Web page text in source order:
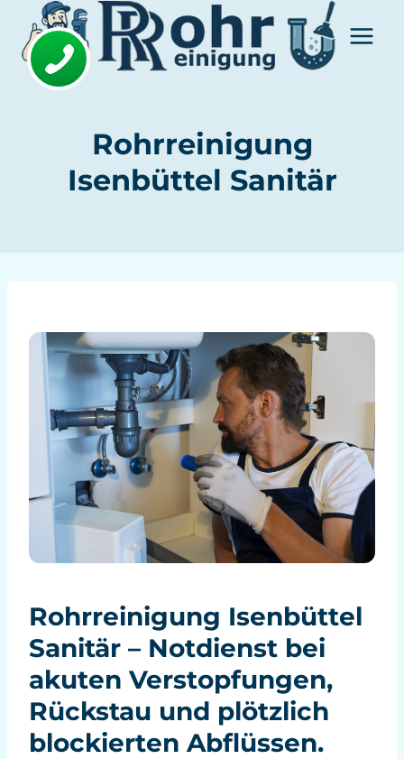
Inhalt
springen
Rohrreinigung
Isenbüttel Sanitär
Rohrreinigung Isenbüttel
Sanitär – Notdienst bei
akuten Verstopfungen,
Rückstau und plötzlich
blockierten Abflüssen.